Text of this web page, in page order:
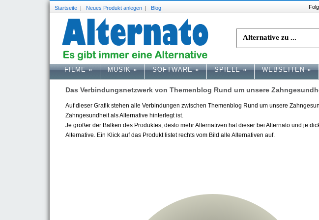
Startseite | Neues Produkt anlegen | Blog
FILME» MUSIK» SOFTWARE» SPIELE» WEBSEITEN»
Das Verbindungsnetzwerk von Themenblog Rund um unsere
Auf dieser Grafik stehen alle Verbindungen zwischen Themenblog Rund um unsere
Zahngesundheit als Alternative hinterlegt ist.
Je größer der Balken des Produktes, desto mehr Alternativen hat dieser bei Alternato und je
Alternative. Ein Klick auf das Produkt listet rechts vom Bild alle Alternativen auf.